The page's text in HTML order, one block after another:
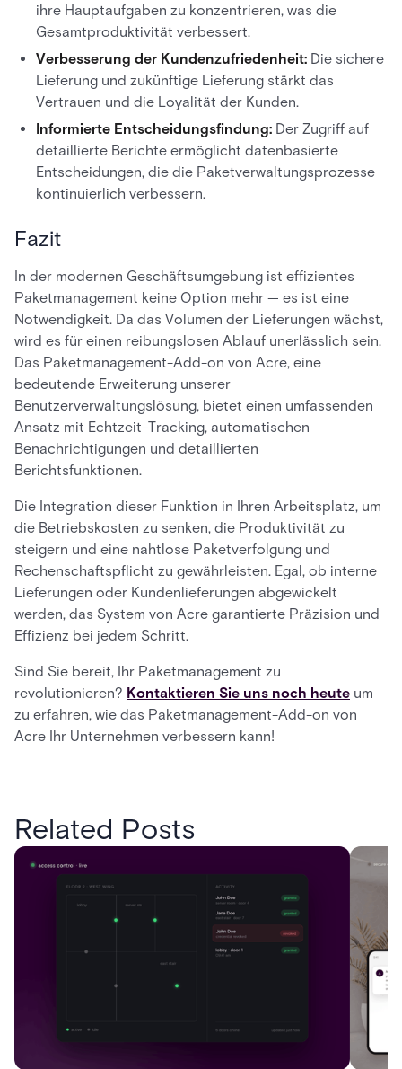
ihre Hauptaufgaben zu konzentrieren, was die
Gesamtproduktivität verbessert.
Verbesserung der Kundenzufriedenheit: Die sichere
Lieferung und zukünftige Lieferung stärkt das
Vertrauen und die Loyalität der Kunden.
Informierte Entscheidungsfindung: Der Zugriff auf
detaillierte Berichte ermöglicht datenbasierte
Entscheidungen, die die Paketverwaltungsprozesse
kontinuierlich verbessern.
Fazit
In der modernen Geschäftsumgebung ist effizientes
Paketmanagement keine Option mehr — es ist eine
Notwendigkeit. Da das Volumen der Lieferungen wächst,
wird es für einen reibungslosen Ablauf unerlässlich sein.
Das Paketmanagement-Add-on von Acre, eine
bedeutende Erweiterung unserer
Benutzerverwaltungslösung, bietet einen umfassenden
Ansatz mit Echtzeit-Tracking, automatischen
Benachrichtigungen und detaillierten
Berichtsfunktionen.
Die Integration dieser Funktion in Ihren Arbeitsplatz, um
die Betriebskosten zu senken, die Produktivität zu
steigern und eine nahtlose Paketverfolgung und
Rechenschaftspflicht zu gewährleisten. Egal, ob interne
Lieferungen oder Kundenlieferungen abgewickelt
werden, das System von Acre garantierte Präzision und
Effizienz bei jedem Schritt.
Sind Sie bereit, Ihr Paketmanagement zu
revolutionieren? Kontaktieren Sie uns noch heute um
zu erfahren, wie das Paketmanagement-Add-on von
Acre Ihr Unternehmen verbessern kann!
Related Posts